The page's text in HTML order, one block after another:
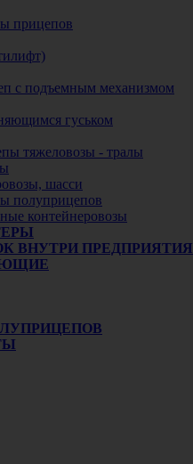
прицепов
с подъемным механизмом
гуськом
тяжеловозы - тралы
шасси
полуприцепов
контейнеровозы
ВНУТРИ ПРЕДПРИЯТИЯ